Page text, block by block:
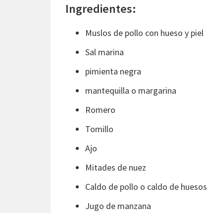
Ingredientes:
Muslos de pollo con hueso y piel
Sal marina
pimienta negra
mantequilla o margarina
Romero
Tomillo
Ajo
Mitades de nuez
Caldo de pollo o caldo de huesos
Jugo de manzana